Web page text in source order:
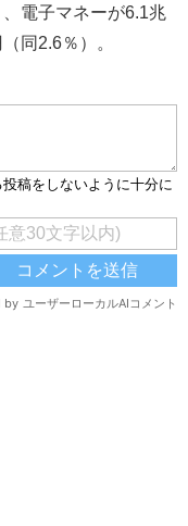
電子マネーが6.1兆
同2.6％）。